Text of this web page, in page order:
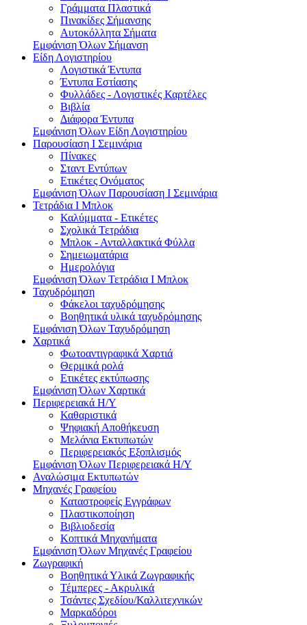
Γράμματα Πλαστικά
Πινακίδες Σήμανσης
Αυτοκόλλητα Σήματα
Εμφάνιση Όλων Σήμανση
Είδη Λογιστηρίου
Λογιστικά Έντυπα
Έντυπα Εστίασης
Φυλλάδες - Λογιστικές Καρτέλες
Βιβλία
Διάφορα Έντυπα
Εμφάνιση Όλων Είδη Λογιστηρίου
Παρουσίαση I Σεμινάρια
Πίνακες
Σταντ Εντύπων
Ετικέτες Ονόματος
Εμφάνιση Όλων Παρουσίαση I Σεμινάρια
Τετράδια I Μπλοκ
Καλύμματα - Ετικέτες
Σχολικά Τετράδια
Μπλοκ - Ανταλλακτικά Φύλλα
Σημειωματάρια
Ημερολόγια
Εμφάνιση Όλων Τετράδια I Μπλοκ
Ταχυδρόμηση
Φάκελοι ταχυδρόμησης
Βοηθητικά υλικά ταχυδρόμησης
Εμφάνιση Όλων Ταχυδρόμηση
Χαρτικά
Φωτοαντιγραφικά Χαρτιά
Θερμικά ρολά
Ετικέτες εκτύπωσης
Εμφάνιση Όλων Χαρτικά
Περιφερειακά Η/Υ
Καθαριστικά
Ψηφιακή Αποθήκευση
Μελάνια Εκτυπωτών
Περιφερειακός Εξοπλισμός
Εμφάνιση Όλων Περιφερειακά Η/Υ
Αναλώσιμα Εκτυπωτών
Μηχανές Γραφείου
Καταστροφείς Εγγράφων
Πλαστικοποίηση
Βιβλιοδεσία
Κοπτικά Μηχανήματα
Εμφάνιση Όλων Μηχανές Γραφείου
Ζωγραφική
Βοηθητικά Υλικά Ζωγραφικής
Τέμπερες - Ακρυλικά
Τσάντες Σχεδίου/Καλλιτεχνικών
Μαρκαδόροι